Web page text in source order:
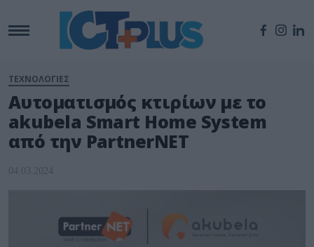
ΤΕΧΝΟΛΟΓΙΕΣ
Αυτοματισμός κτιρίων με το
akubela Smart Home System
από την PartnerNET
04.03.2024